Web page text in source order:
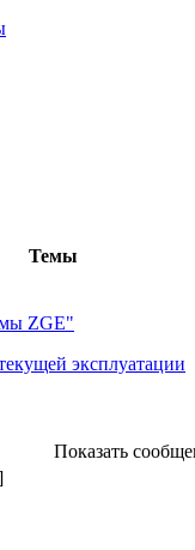
Темы
ZGE"
эксплуатации
Показать